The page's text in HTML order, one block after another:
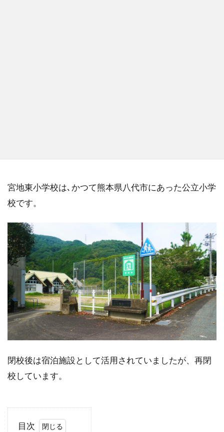
宮地東小学校は､かつて熊本県八代市にあった公立小学
校です。
閉校後は宿泊施設として活用されていましたが、再閉
校しています。
目次